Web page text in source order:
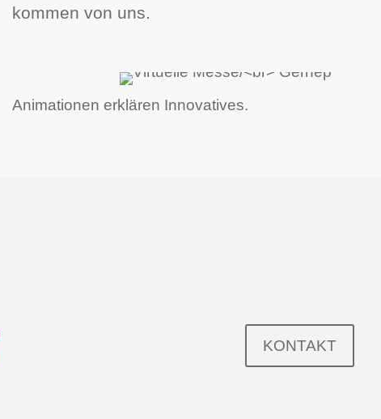
kommen von uns.
Animationen erklären Innovatives.
KONTAKT